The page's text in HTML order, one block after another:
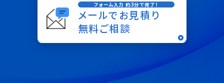
フォーム入力 約3分で完了！
メールでお見積り
無料ご相談